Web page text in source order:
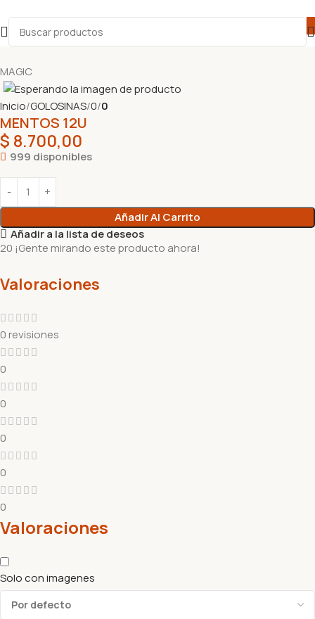
MAGIC
Inicio GOLOSINAS 0 0
MENTOS 12U
$ 8.700,00
999 disponibles
Añadir Al Carrito
Añadir a la lista de deseos
20 ¡Gente mirando este producto ahora!
Valoraciones
0 revisiones
0
0
0
0
0
Valoraciones
Solo con imagenes